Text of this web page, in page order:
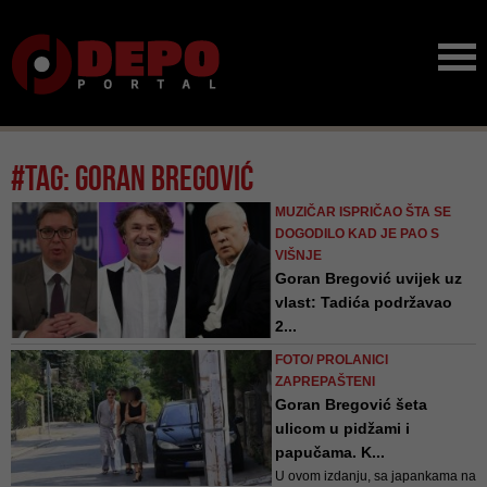
#tag: Goran Bregović
MUZIČAR ISPRIČAO ŠTA SE
DOGODILO KAD JE PAO S
VIŠNJE
Goran Bregović uvijek uz
vlast: Tadića podržavao
2...
predsjedničkoj kampanji prije
predsjednika Srbije obradio "Odu
radosti", da bi sada otkrio zašto je
aktuelnom zahvalan još od 2008.
godine - iako je o tome ćutao 14
FOTO/ PROLANICI
ZAPREPAŠTENI
Goran Bregović šeta
ulicom u pidžami i
papučama. K...
U ovom izdanju, sa japankama na